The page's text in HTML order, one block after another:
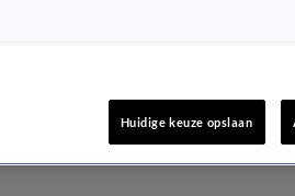
Huidige keuze opslaan